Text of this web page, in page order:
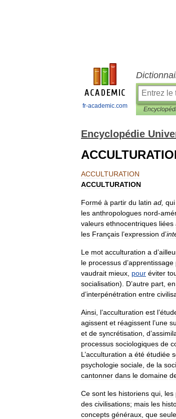
fr-academic.com
Encyclopédie
ACCULTURATION
ACCULTURATION
Formé à partir du latin ad qui
les anthropologues nord-
valeurs ethnocentriques liées
les Français l’expression d’
Le mot acculturation a d’
le processus d’apprentissage
vaudrait mieux pour éviter
socialisation). D’autre part en
d’interpénétration entre
Ainsi l’acculturation est l’
agissent et réagissent l’une
et de syncrétisation d’
processus sociologiques de
L ’acculturation a été étudiée
psychologie sociale de la
cantonner dans le domaine
Ce sont les historiens qui les
des civilisations; mais les
concepts généraux que seule